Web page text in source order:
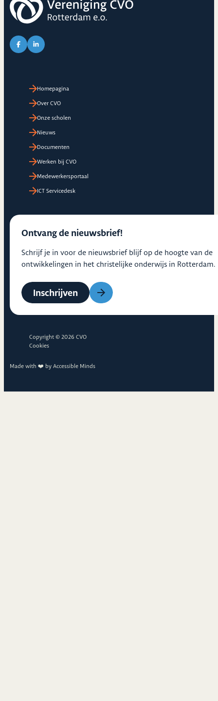
Link naar Facebook pagina van CVO
Link naar LinkedIn pagina van CVO
Homepagina
Over CVO
Onze scholen
Nieuws
Documenten
Werken bij CVO
Medewerkersportaal
ICT Servicedesk
Ontvang de nieuwsbrief!
Schrijf je in voor de nieuwsbrief blijf op de hoogte van de
ontwikkelingen in het christelijke onderwijs in Rotterdam.
Inschrijven
Copyright © 2026 CVO
Cookies
Made with ❤️ by Accessible Minds